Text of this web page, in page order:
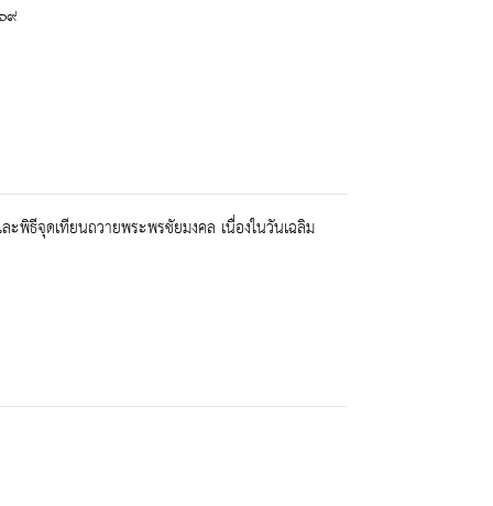
๙
พิธีจุดเทียนถวายพระพรชัยมงคล เนื่องในวันเฉลิม